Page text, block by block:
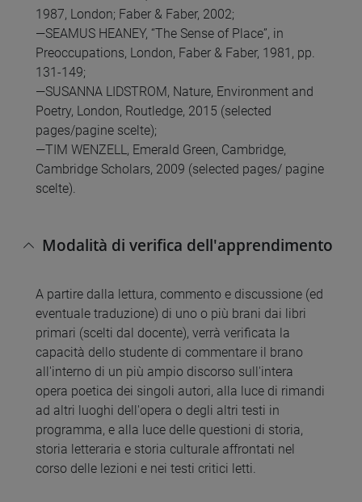
1987, London; Faber & Faber, 2002;
—SEAMUS HEANEY, “The Sense of Place”, in
Preoccupations, London, Faber & Faber, 1981, pp.
131-149;
—SUSANNA LIDSTROM, Nature, Environment and
Poetry, London, Routledge, 2015 (selected
pages/pagine scelte);
—TIM WENZELL, Emerald Green, Cambridge,
Cambridge Scholars, 2009 (selected pages/ pagine
scelte).
Modalità di verifica dell'apprendimento
A partire dalla lettura, commento e discussione (ed
eventuale traduzione) di uno o più brani dai libri
primari (scelti dal docente), verrà verificata la
capacità dello studente di commentare il brano
all'interno di un più ampio discorso sull'intera
opera poetica dei singoli autori, alla luce di rimandi
ad altri luoghi dell'opera o degli altri testi in
programma, e alla luce delle questioni di storia,
storia letteraria e storia culturale affrontati nel
corso delle lezioni e nei testi critici letti.